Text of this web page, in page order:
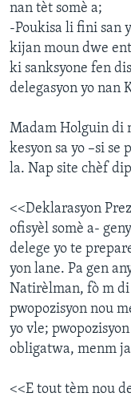
nan tèt somè a;
-Poukisa li fini san
kijan moun dwe
ki sanksyone fen
delegasyon yo nan
Madam Holguin di
kesyon sa yo –si se
la. Nap site chèf
<<Deklarasyon
ofisyèl somè a-
delege yo te
yon lane. Pa gen
Natirèlman, fò m di
pwopozisyon nou
yo vle;
obligatwa, menm
<<E tout tèm nou